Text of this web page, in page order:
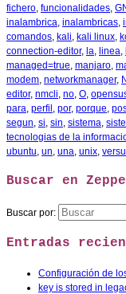
fichero, funcionalidades,
inalambrica, inalambricas,
comandos, kali, kali linux,
connection-editor, la, linea,
managed=true, manjaro,
modem, networkmanager,
editor, nmcli, no, O,
para, perfil , por, porque,
segun, si, sin, sistema,
tecnologias de la
ubuntu, un, una, unix,
Buscar en
Buscar por:
Entradas
Configuración de
key is stored in